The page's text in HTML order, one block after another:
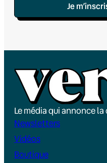
Je
Le média qui annonce
Newsletters
Vidéos
Boutique